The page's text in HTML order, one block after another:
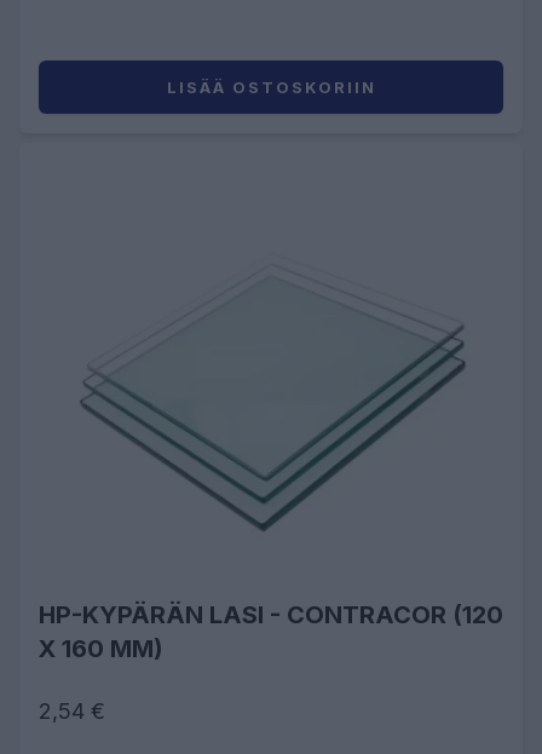
LISÄÄ OSTOSKORIIN
HP-KYPÄRÄN LASI - CONTRACOR (120
X 160 MM)
2,54 €